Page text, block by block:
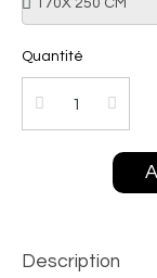
Quantité
Description